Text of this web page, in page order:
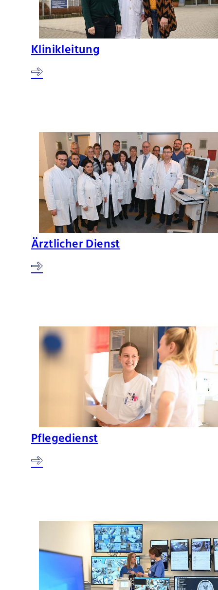
Klinikleitung
Ärztlicher Dienst
Pflegedienst